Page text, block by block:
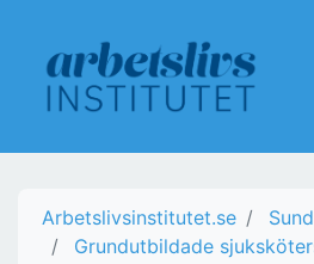
Arbetslivsinstitutet.se
Grundutbildade